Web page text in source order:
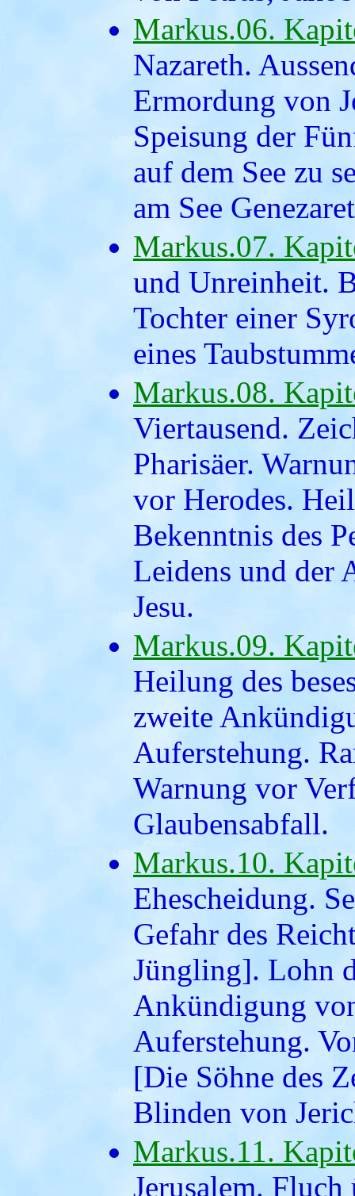
Markus.06.
Nazareth.
Ermordung von
Speisung der
auf dem See zu
am See
Markus.07.
und Unreinheit.
Tochter einer
eines
Markus.08.
Viertausend.
Pharisäer.
vor Herodes.
Bekenntnis des
Leidens und der
Jesu.
Markus.09.
Heilung des
zweite
Auferstehung.
Warnung vor
Glaubensabfall.
Markus.10.
Ehescheidung.
Gefahr des
Jüngling]. Lohn
Ankündigung
Auferstehung.
[Die Söhne des
Blinden von
Markus.11.
Jerusalem.